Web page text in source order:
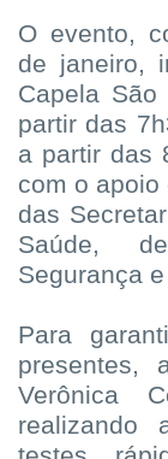
O evento,
de janeiro,
Capela
partir das
a partir das
com o apoio
das
Saúde,
Segurança
Para
presentes,
Verônica
realizando